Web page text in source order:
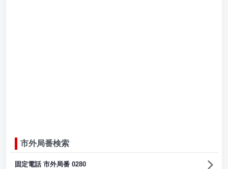
市外局番検索
固定電話 市外局番 0280